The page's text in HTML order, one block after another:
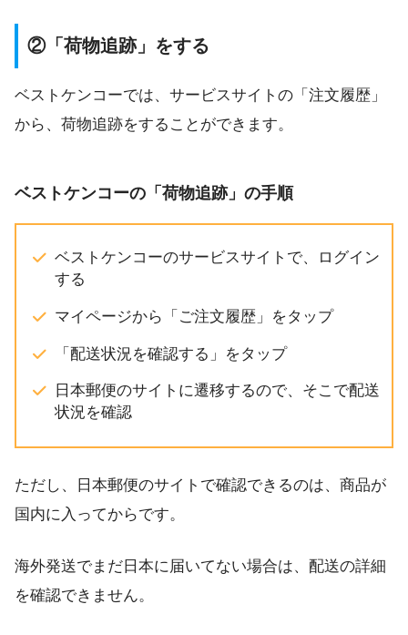
②「荷物追跡」をする
ベストケンコーでは、サービスサイトの「注文履歴」
から、荷物追跡をすることができます。
ベストケンコーの「荷物追跡」の手順
ベストケンコーのサービスサイトで、ログイン
する
マイページから「ご注文履歴」をタップ
「配送状況を確認する」をタップ
日本郵便のサイトに遷移するので、そこで配送
状況を確認
ただし、日本郵便のサイトで確認できるのは、商品が
国内に入ってからです。
海外発送でまだ日本に届いてない場合は、配送の詳細
を確認できません。